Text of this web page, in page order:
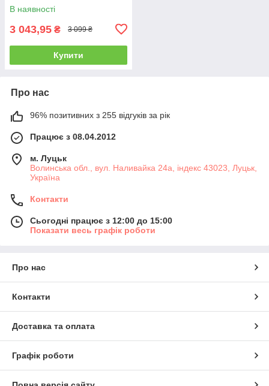
В наявності
3 043,95 ₴ 3 099 ₴
Купити
Про нас
96% позитивних з 255 відгуків за рік
Працює з 08.04.2012
м. Луцьк
Волинська обл., вул. Наливайка 24а, індекс 43023, Луцьк,
Україна
Контакти
Сьогодні працює з 12:00 до 15:00
Показати весь графік роботи
Про нас
Контакти
Доставка та оплата
Графік роботи